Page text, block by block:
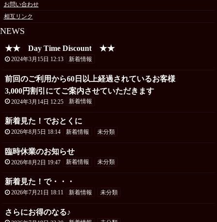
お問い合わせ
相互リンク
NEWS
★★ Day Time Discount ★★
2024年3月15日 12:13 新着情報
前回のご利用から60日以上経過されているお客様
3,000円割引にてご案内させていただきます
2024年3月14日 12:25 新着情報
新着見た！でおとくに
2026年8月5日 18:14 新着情報 未分類
臨時休業のお知らせ
2026年8月2日 19:47 新着情報 未分類
新着見た！で・・・
2026年7月21日 18:11 新着情報 未分類
さらにお得のなる♪